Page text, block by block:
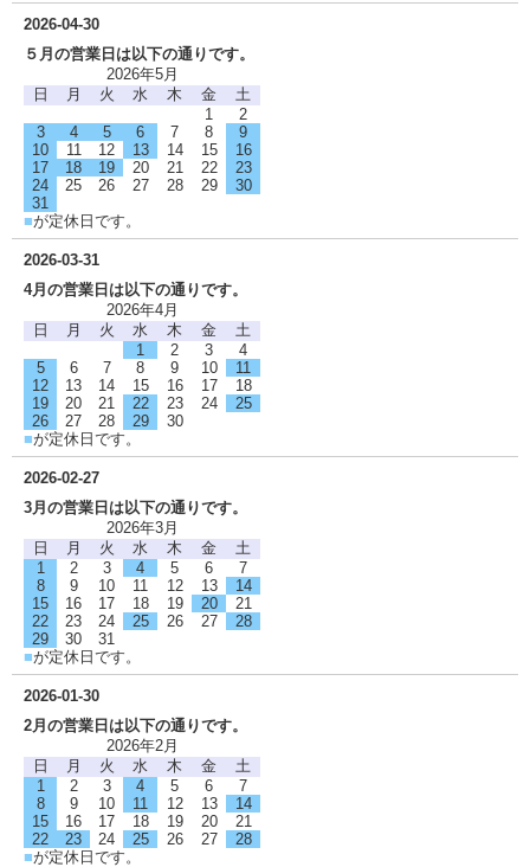
2026-04-30
５月の営業日は以下の通りです。
2026年5月
日
月 火 水 木 金
土
1
2
3
4 5 6 7 8
9
10
11 12 13 14 15
16
17
18 19 20 21 22
23
24
25 26 27 28 29
30
31
■が定休日です。
2026-03-31
4月の営業日は以下の通りです。
2026年4月
日
月 火 水 木 金
土
1
2 3
4
5
6 7 8 9 10
11
12
13 14 15 16 17
18
19
20 21 22 23 24
25
26
27 28 29
30
■が定休日です。
2026-02-27
3月の営業日は以下の通りです。
2026年3月
日
月 火 水 木 金
土
1
2 3 4 5 6
7
8
9 10 11 12 13
14
15
16 17 18 19 20
21
22
23 24 25 26 27
28
29
30
31
■が定休日です。
2026-01-30
2月の営業日は以下の通りです。
2026年2月
日
月 火 水 木 金
土
1
2 3 4 5 6
7
8
9 10 11 12 13
14
15
16 17 18 19 20
21
22
23 24 25 26 27
28
■が定休日です。